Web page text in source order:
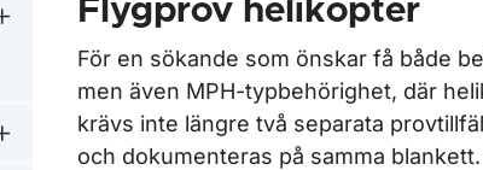
Undermeny för Certifikat och behörigheter för piloter
Undermeny för Flygmedicin
Flygprov helikopter
För en sökande som önskar få både
men även MPH-typbehörighet, där
krävs inte längre två separata
och dokumenteras på samma